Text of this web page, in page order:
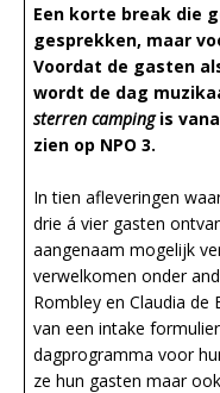
Een korte break die
gesprekken, maar
Voordat de gasten
wordt de dag
sterren campingis
zien op NPO 3.
In tien afleveringen
drie á vier gasten
aangenaam mogelijk
verwelkomen onder
Rombley en Claudia de
van een intake
dagprogramma voor
ze hun gasten maar